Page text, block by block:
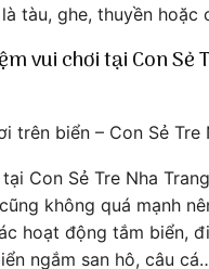
tàu, ghe, thuyền hoặc
vui chơi tại Con Sẻ
trên biển – Con Sẻ Tre
Con Sẻ Tre Nha
không quá mạnh
hoạt động tắm biển,
ngắm san hô, câu